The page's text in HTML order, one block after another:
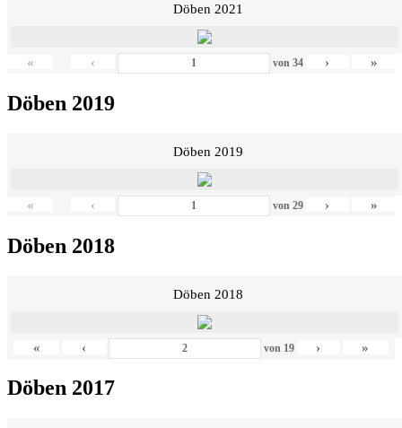
Döben 2021
« ‹ von 34 › »
Döben 2019
Döben 2019
« ‹ von 29 › »
Döben 2018
Döben 2018
« ‹ von 19 › »
Döben 2017